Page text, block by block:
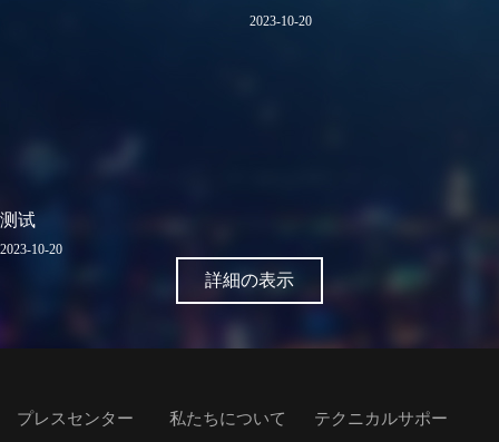
测试
2023-10-20
2023-10-20
詳細の表示
プレスセンター 私たちについて
テクニカルサポー